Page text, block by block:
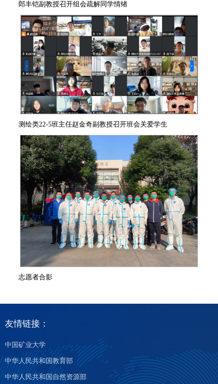
郎丰铠副教授召开组会疏解同学情绪
测绘类22-5班主任赵金奇副教授召开班会关爱学生
志愿者合影
友情链接：
中国矿业大学
中华人民共和国教育部
中华人民共和国自然资源部